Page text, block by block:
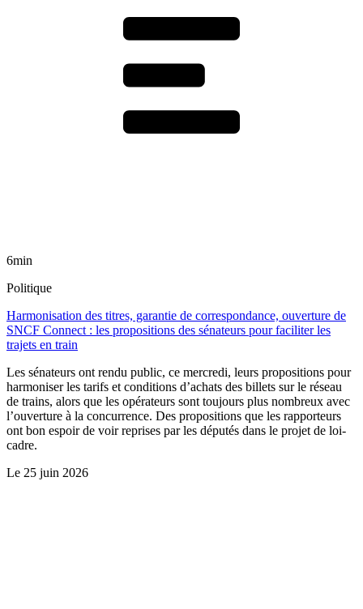
6min
Politique
Harmonisation des titres, garantie de correspondance, ouverture de
SNCF Connect : les propositions des sénateurs pour faciliter les
trajets en train
Les sénateurs ont rendu public, ce mercredi, leurs propositions pour
harmoniser les tarifs et conditions d’achats des billets sur le réseau
de trains, alors que les opérateurs sont toujours plus nombreux avec
l’ouverture à la concurrence. Des propositions que les rapporteurs
ont bon espoir de voir reprises par les députés dans le projet de loi-
cadre.
Le 25 juin 2026